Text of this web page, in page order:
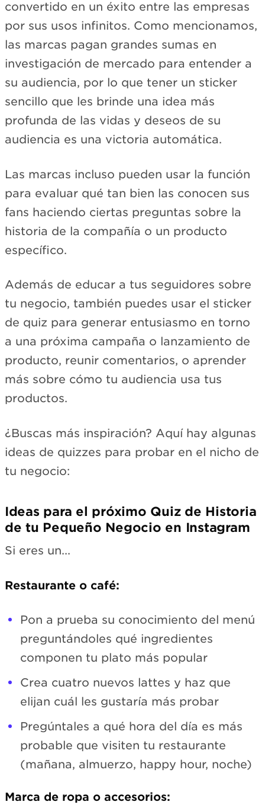
convertido en un éxito entre las empresas
por sus usos infinitos. Como mencionamos,
las marcas pagan grandes sumas en
investigación de mercado para entender a
su audiencia, por lo que tener un sticker
sencillo que les brinde una idea más
profunda de las vidas y deseos de su
audiencia es una victoria automática.
Las marcas incluso pueden usar la función
para evaluar qué tan bien las conocen sus
fans haciendo ciertas preguntas sobre la
historia de la compañía o un producto
específico.
Además de educar a tus seguidores sobre
tu negocio, también puedes usar el sticker
de quiz para generar entusiasmo en torno
a una próxima campaña o lanzamiento de
producto, reunir comentarios, o aprender
más sobre cómo tu audiencia usa tus
productos.
¿Buscas más inspiración? Aquí hay algunas
ideas de quizzes para probar en el nicho de
tu negocio:
Ideas para el próximo Quiz de Historia
de tu Pequeño Negocio en Instagram
Si eres un...
Restaurante o café:
Pon a prueba su conocimiento del menú
preguntándoles qué ingredientes
componen tu plato más popular
Crea cuatro nuevos lattes y haz que
elijan cuál les gustaría más probar
Pregúntales a qué hora del día es más
probable que visiten tu restaurante
(mañana, almuerzo, happy hour, noche)
Marca de ropa o accesorios: